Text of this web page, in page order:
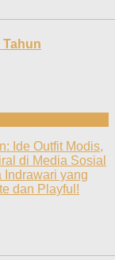
Tahun
Ide Outfit Modis,
di Media Sosial
Indrawari yang
dan Playful!